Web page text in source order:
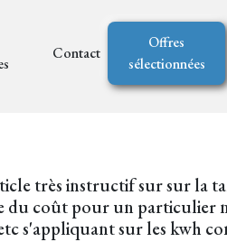
Contact
Offres
sélectionnées
très instructif sur sur la
coût pour un particulier
s'appliquant sur les kwh